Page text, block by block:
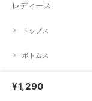
レディース
トップス
ボトムス
雑貨
¥1,290